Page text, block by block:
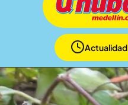
Actualidad